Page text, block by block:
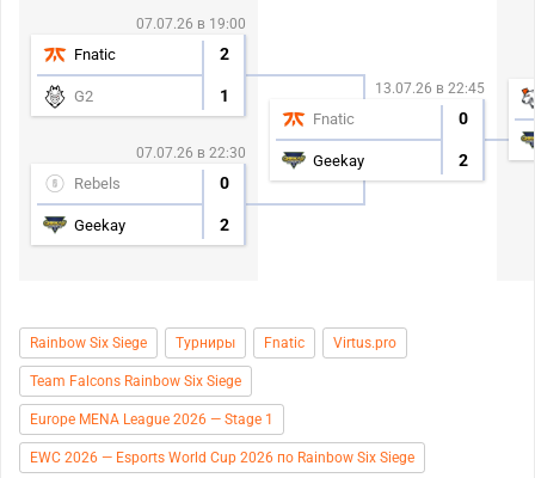
07.07.26 в 19:00
Fnatic 2
G2 1
07.07.26 в 22:30
Rebels 0
Geekay 2
13.07.26 в 22:45
Fnatic 0
Geekay 2
Rainbow Six Siege Турниры Fnatic Virtus.pro
Team Falcons Rainbow Six Siege
Europe MENA League 2026 — Stage 1
EWC 2026 — Esports World Cup 2026 по Rainbow Six Siege